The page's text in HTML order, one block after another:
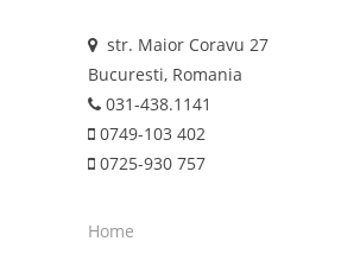
str. Maior Coravu 27
Bucuresti, Romania
031-438.1141
0749-103 402
0725-930 757
Home